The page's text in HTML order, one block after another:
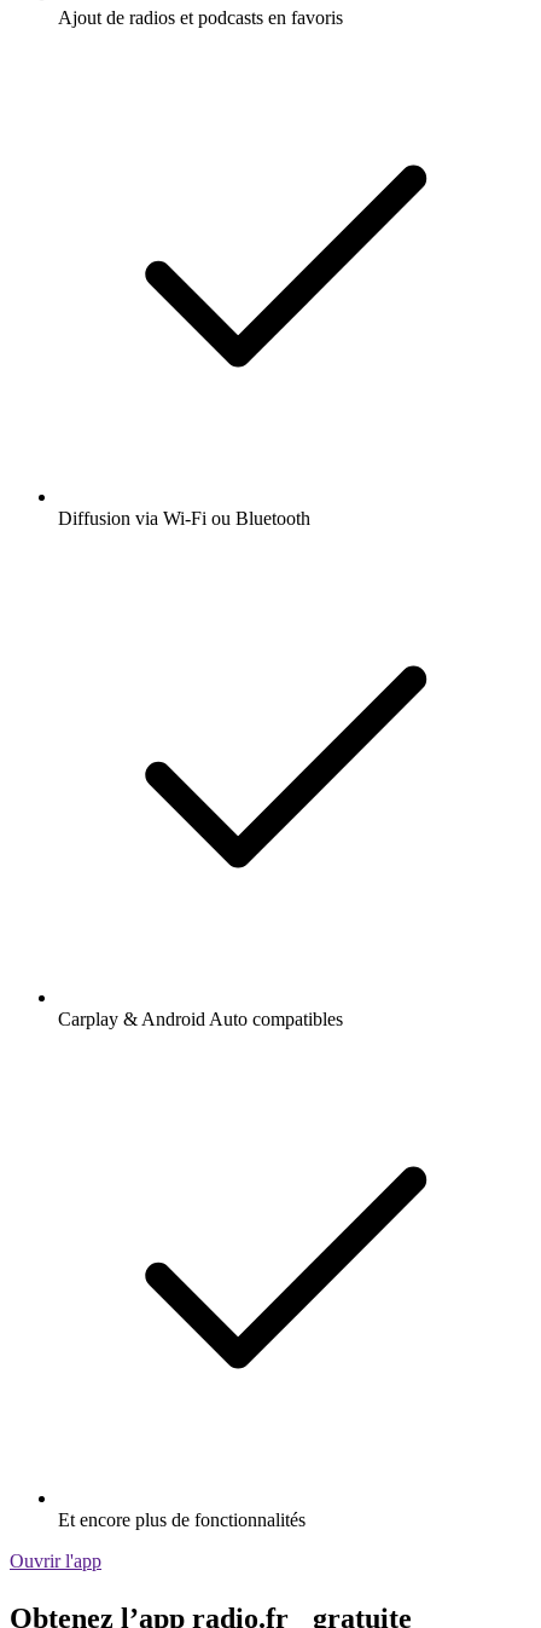
Ajout de radios et podcasts en favoris
Diffusion via Wi-Fi ou Bluetooth
Carplay & Android Auto compatibles
Et encore plus de fonctionnalités
Ouvrir l'app
Obtenez l’app radio.fr gratuite